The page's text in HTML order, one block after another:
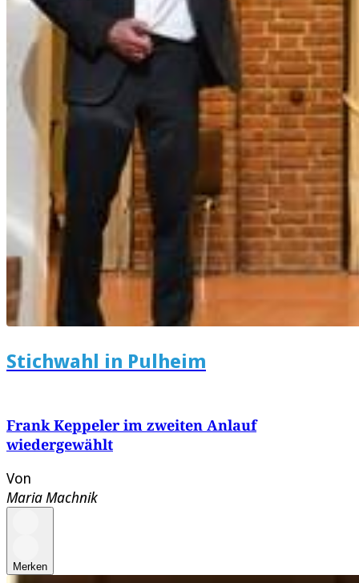
Stichwahl in Pulheim
Frank Keppeler im zweiten Anlauf
wiedergewählt
Von
Maria Machnik
Merken